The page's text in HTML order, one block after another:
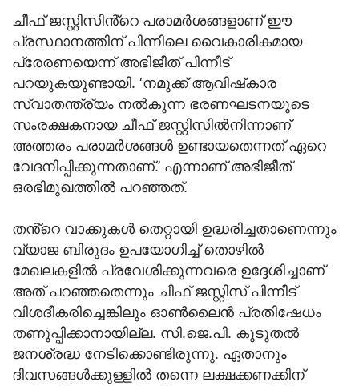
ചീഫ് ജസ്റ്റിസിൻ്റെ പരാമർശങ്ങളാണ് ഈ
പ്രസ്ഥാനത്തിന് പിന്നിലെ വൈകാരികമായ
പ്രേരണയെന്ന് അഭിജീത് പിന്നീട്
പറയുകയുണ്ടായി. ‘നമുക്ക് ആവിഷ്‌കാര
സ്വാതന്ത്ര്യം നൽകുന്ന ഭരണഘടനയുടെ
സംരക്ഷകനായ ചീഫ് ജസ്റ്റിസിൽനിന്നാണ്
അത്തരം പരാമർശങ്ങൾ ഉണ്ടായതെന്നത് ഏറെ
വേദനിപ്പിക്കുന്നതാണ്.’ എന്നാണ് അഭിജീത്
ഒരഭിമുഖത്തിൽ പറഞ്ഞത്.
തൻ്റെ വാക്കുകൾ തെറ്റായി ഉദ്ധരിച്ചതാണെന്നും
വ്യാജ ബിരുദം ഉപയോഗിച്ച് തൊഴിൽ
മേഖലകളിൽ പ്രവേശിക്കുന്നവരെ ഉദ്ദേശിച്ചാണ്
അത് പറഞ്ഞതെന്നും ചീഫ് ജസ്റ്റിസ് പിന്നീട്
വിശദീകരിച്ചെങ്കിലും ഓൺലൈൻ പ്രതിഷേധം
തണുപ്പിക്കാനായില്ല. സി.ജെ.പി. കൂടുതൽ
ജനശ്രദ്ധ നേടിക്കൊണ്ടിരുന്നു. ഏതാനും
ദിവസങ്ങൾക്കുള്ളിൽ തന്നെ ലക്ഷക്കണക്കിന്